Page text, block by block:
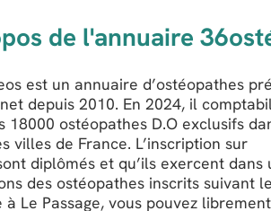
de l'annuaire
est un annuaire d’ostéopathes
depuis 2010. En 2024, il
18000 ostéopathes D.O exclusifs
villes de France. L’inscription sur
diplômés et qu’ils exercent dans
des ostéopathes inscrits suivant
Le Passage, vous pouvez